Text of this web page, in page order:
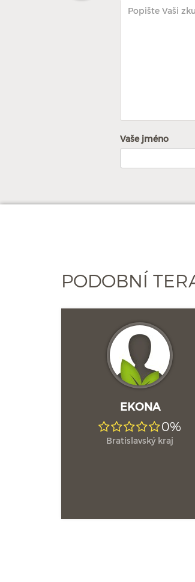
Vaše jméno
PODOBNÍ
EKONA
0%
Bratislavský kraj